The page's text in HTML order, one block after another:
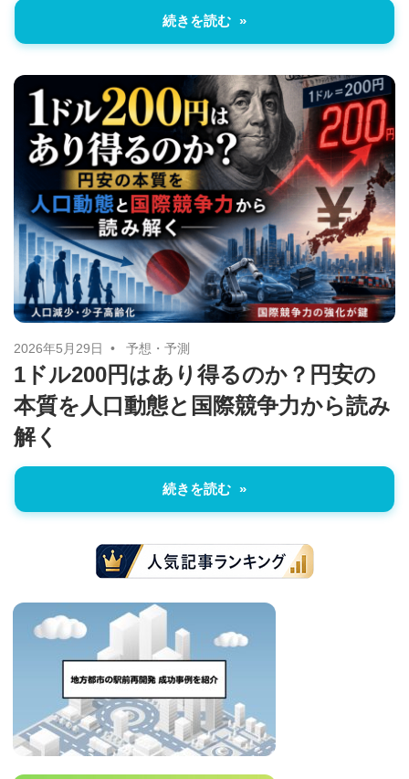
続きを読む
2026年5月29日 予想・予測
1ドル200円はあり得るのか？円安の
本質を人口動態と国際競争力から読み
解く
続きを読む